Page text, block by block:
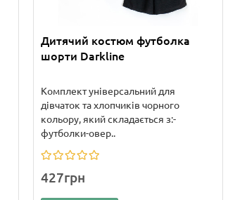
Дитячий костюм футболка
шорти Darkline
Комплект універсальний для
дівчаток та хлопчиків чорного
кольору, який складається з:-
футболки-овер..
427грн